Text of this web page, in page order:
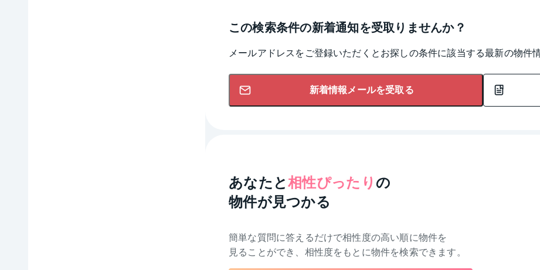
この検索条件の新着通知を受取りませんか？
メールアドレスをご登録いただくとお探しの条件に該当する最新の物件
新着情報メールを受取る
あなたと相性ぴったり の
物件が見つかる
簡単な質問に答えるだけで相性度の高い順に物件を
見ることができ、相性度をもとに物件を検索できます。